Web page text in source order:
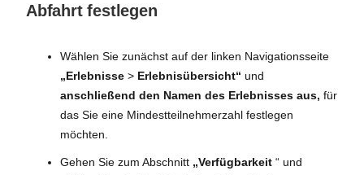
Abfahrt festlegen
Wählen Sie zunächst auf der linken Navigationsseite
„Erlebnisse > Erlebnisübersicht“ und
anschließend den Namen des Erlebnisses aus, für
das Sie eine Mindestteilnehmerzahl festlegen
möchten.
Gehen Sie zum Abschnitt „Verfügbarkeit “ und